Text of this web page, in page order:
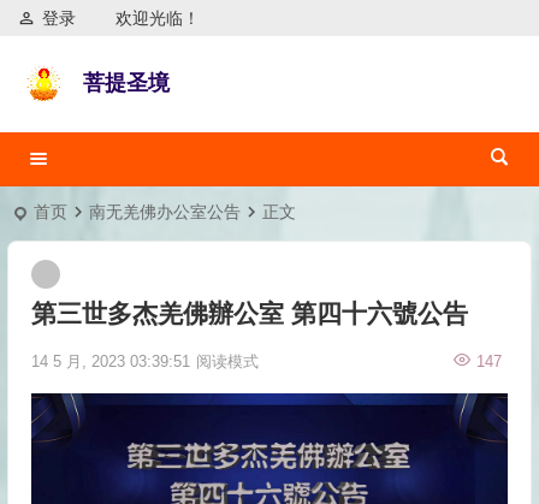
欢迎光临！
登录
菩提圣境
首页 南无羌佛办公室公告 正文
第三世多杰羌佛辦公室 第四十六號公告
14 5 月, 2023 03:39:51 147
阅读模式